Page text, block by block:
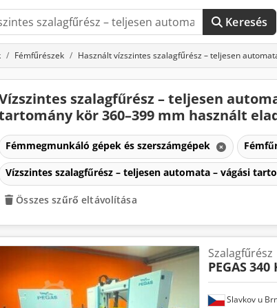
Keresés
Fémfűrészek Használt vízszintes szalagfűrész – teljesen
szalagfűrész – teljesen
kör 360–399 mm használt
Fémmegmunkáló gépek és szerszámgépek
Vízszintes szalagfűrész – teljesen automata – vágási
Összes szűrő eltávolítása
Slavkov u
Szalagfűrész
PEGAS340